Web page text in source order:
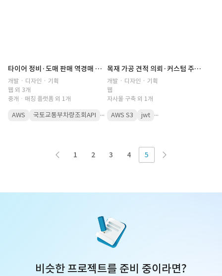
타이어 정비·도매 판매 역경매 플랫폼(정비업체, 도매, 매장 관리, 중개, 견적서, 견적 공유, 정비소, 실시간 채팅, 견적 제안, 가격, 자동 입찰, 입찰 등록, B2B,입점몰)
개발 · 디자인 · 기획
웹 외 3개
중개ㆍ매칭 플랫폼 외 1개
AWS 국토교통부차량조회API ...
목재 가공 견적 의뢰·커스텀 주문 플랫폼(주문 제작, 가공 서비스, 견적 요청, 견적서, 실시간, 파일 업로드, 견적 시스템, 알림톡, 진행상황, 고객 관리)
개발 · 디자인 · 기획
웹
자사몰 구축 외 1개
AWS S3 jwt ...
1 2 3 4 5
비슷한 프로젝트를 준비 중이라면?